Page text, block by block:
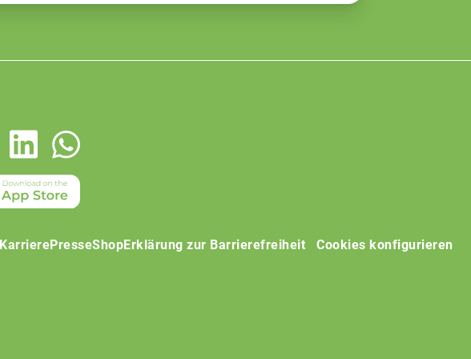
KarrierePresseShopErklärung zur Barrierefreiheit Cookies konfigurieren